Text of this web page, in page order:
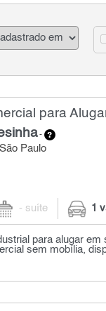
para
-
Paulo
- suíte 1
para alugar
sem mobília,